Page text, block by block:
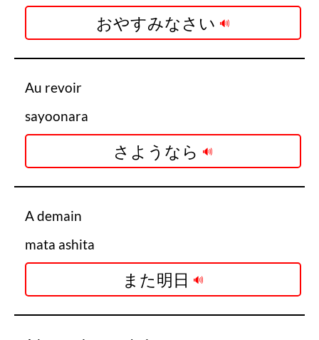
おやすみなさい
Au revoir
sayoonara
さようなら
A demain
mata ashita
また明日